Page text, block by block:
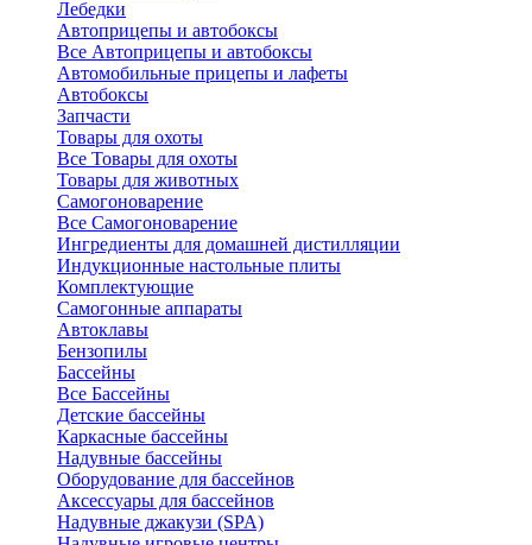
Лебедки
Автоприцепы и автобоксы
Все Автоприцепы и автобоксы
Автомобильные прицепы и лафеты
Автобоксы
Запчасти
Товары для охоты
Все Товары для охоты
Товары для животных
Самогоноварение
Все Самогоноварение
Ингредиенты для домашней дистилляции
Индукционные настольные плиты
Комплектующие
Самогонные аппараты
Автоклавы
Бензопилы
Бассейны
Все Бассейны
Детские бассейны
Каркасные бассейны
Надувные бассейны
Оборудование для бассейнов
Аксессуары для бассейнов
Надувные джакузи (SPA)